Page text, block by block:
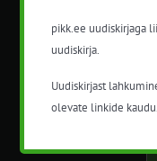
pikk.ee uudiskirjaga
uudiskirja.
Uudiskirjast
olevate linkide kaudu.